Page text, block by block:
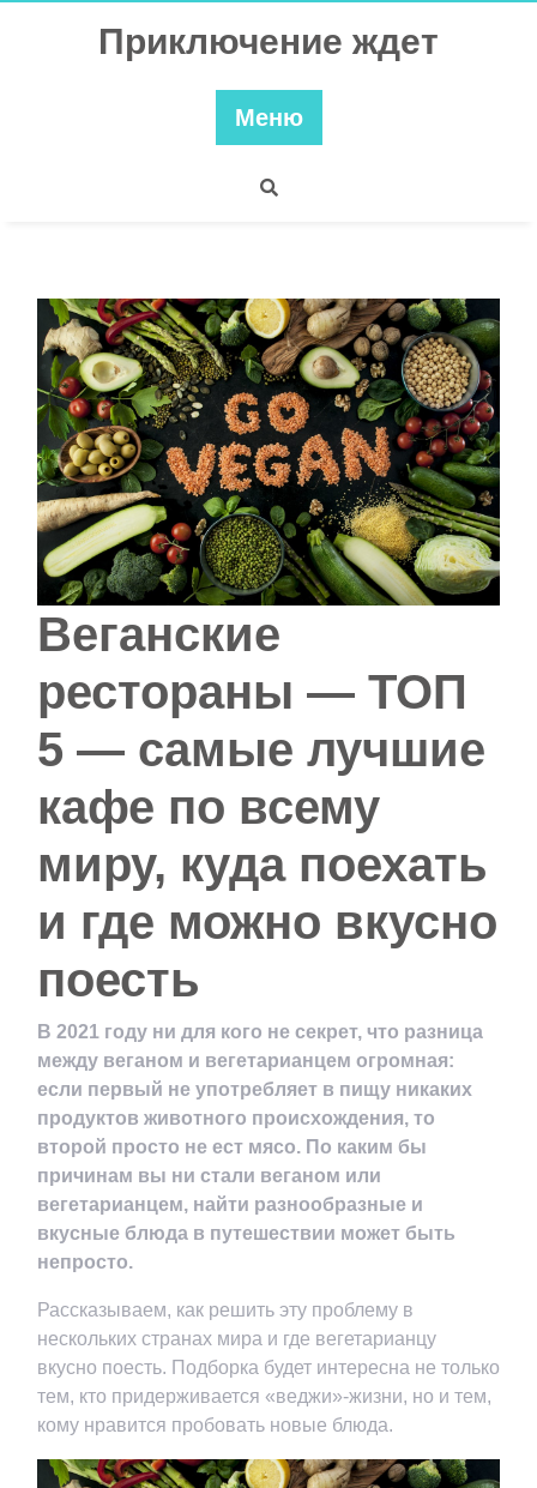
Приключение ждет
Меню
Веганские
рестораны — ТОП
5 — самые лучшие
кафе по всему
миру, куда поехать
и где можно вкусно
поесть
В 2021 году ни для кого не секрет, что разница
между веганом и вегетарианцем огромная:
если первый не употребляет в пищу никаких
продуктов животного происхождения, то
второй просто не ест мясо. По каким бы
причинам вы ни стали веганом или
вегетарианцем, найти разнообразные и
вкусные блюда в путешествии может быть
непросто.
Рассказываем, как решить эту проблему в
нескольких странах мира и где вегетарианцу
вкусно поесть. Подборка будет интересна не только
тем, кто придерживается «веджи»-жизни, но и тем,
кому нравится пробовать новые блюда.